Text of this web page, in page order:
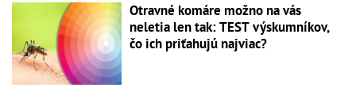
Otravné komáre možno na vás
neletia len tak: TEST výskumníkov,
čo ich priťahujú najviac?